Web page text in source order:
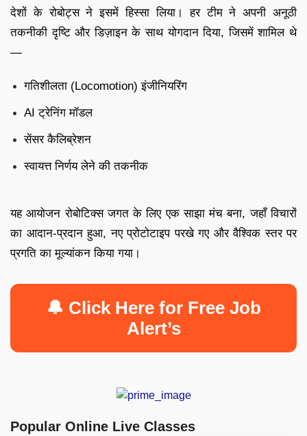
देशों के रोबोट्स ने इसमें हिस्सा लिया। हर टीम ने अपनी अनूठी
तकनीकी दृष्टि और डिज़ाइन के साथ योगदान दिया, जिसमें शामिल थे
—
गतिशीलता (Locomotion) इंजीनियरिंग
AI ट्रेनिंग मॉडल
सेंसर कैलिब्रेशन
स्वायत्त निर्णय लेने की तकनीक
यह आयोजन रोबोटिक्स जगत के लिए एक साझा मंच बना, जहाँ विचारों
का आदान-प्रदान हुआ, नए प्रोटोटाइप परखे गए और वैश्विक स्तर पर
प्रगति का मूल्यांकन किया गया।
🔔 Click Here for Free Job
Alert’s
Popular Online Live Classes